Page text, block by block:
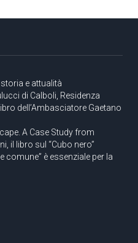
storia e attualità
di Calboli, Residenza
dell’Ambasciatore Gaetano
A Case Study from
il libro sul “Cubo nero”
comune” è essenziale per la